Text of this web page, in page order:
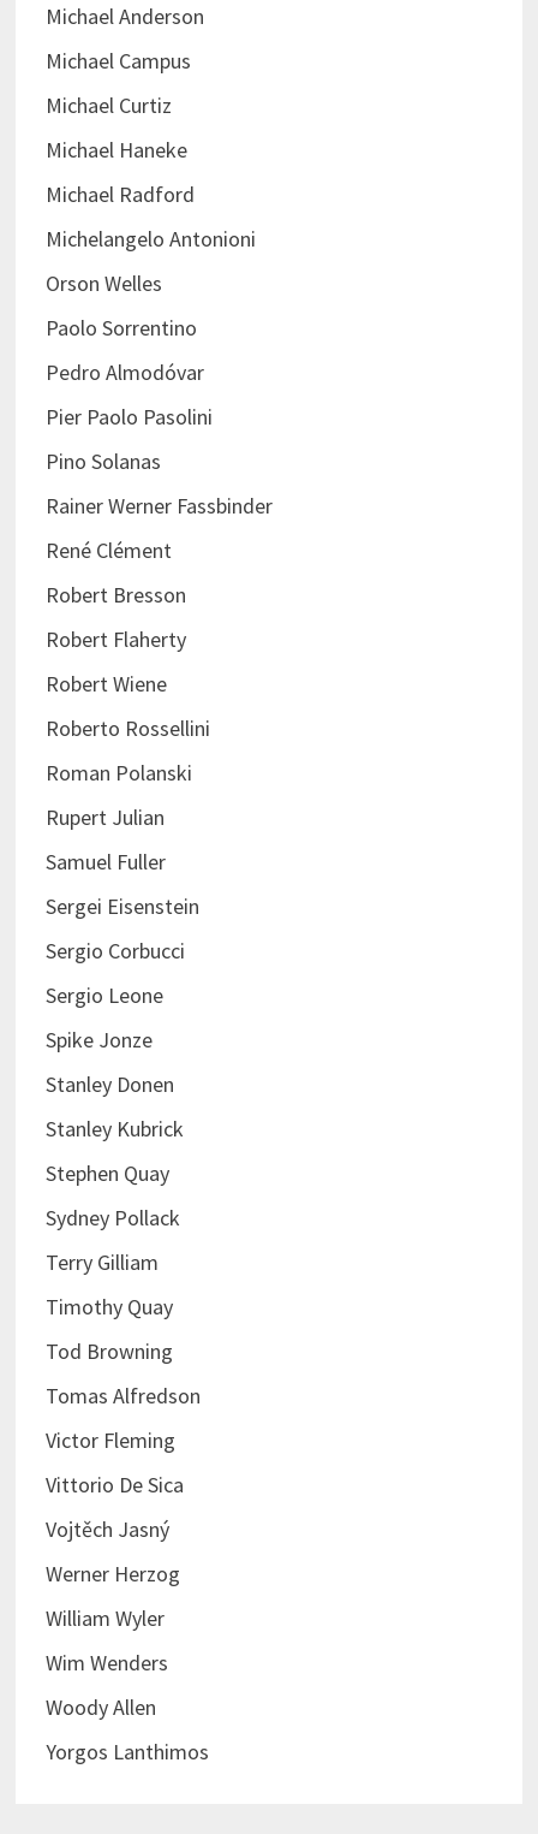
Michael Anderson
Michael Campus
Michael Curtiz
Michael Haneke
Michael Radford
Michelangelo Antonioni
Orson Welles
Paolo Sorrentino
Pedro Almodóvar
Pier Paolo Pasolini
Pino Solanas
Rainer Werner Fassbinder
René Clément
Robert Bresson
Robert Flaherty
Robert Wiene
Roberto Rossellini
Roman Polanski
Rupert Julian
Samuel Fuller
Sergei Eisenstein
Sergio Corbucci
Sergio Leone
Spike Jonze
Stanley Donen
Stanley Kubrick
Stephen Quay
Sydney Pollack
Terry Gilliam
Timothy Quay
Tod Browning
Tomas Alfredson
Victor Fleming
Vittorio De Sica
Vojtěch Jasný
Werner Herzog
William Wyler
Wim Wenders
Woody Allen
Yorgos Lanthimos